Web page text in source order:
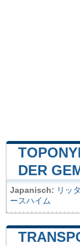
DER
Japanisch: リッタ
ースハイム